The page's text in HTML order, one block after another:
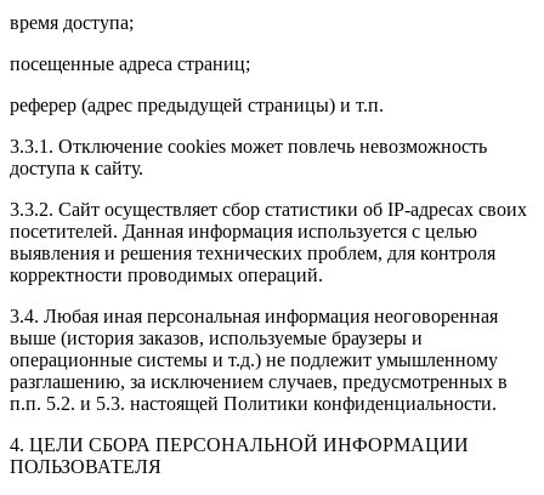
время доступа;
посещенные адреса страниц;
реферер (адрес предыдущей страницы) и т.п.
3.3.1. Отключение cookies может повлечь невозможность
доступа к сайту.
3.3.2. Сайт осуществляет сбор статистики об IP-адресах своих
посетителей. Данная информация используется с целью
выявления и решения технических проблем, для контроля
корректности проводимых операций.
3.4. Любая иная персональная информация неоговоренная
выше (история заказов, используемые браузеры и
операционные системы и т.д.) не подлежит умышленному
разглашению, за исключением случаев, предусмотренных в
п.п. 5.2. и 5.3. настоящей Политики конфиденциальности.
4. ЦЕЛИ СБОРА ПЕРСОНАЛЬНОЙ ИНФОРМАЦИИ
ПОЛЬЗОВАТЕЛЯ